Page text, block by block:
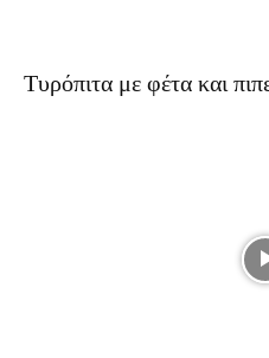
Τυρόπιτα με φέτα και